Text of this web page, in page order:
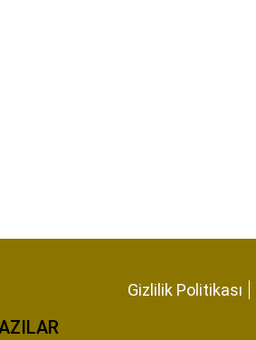
Gizlilik Politikası